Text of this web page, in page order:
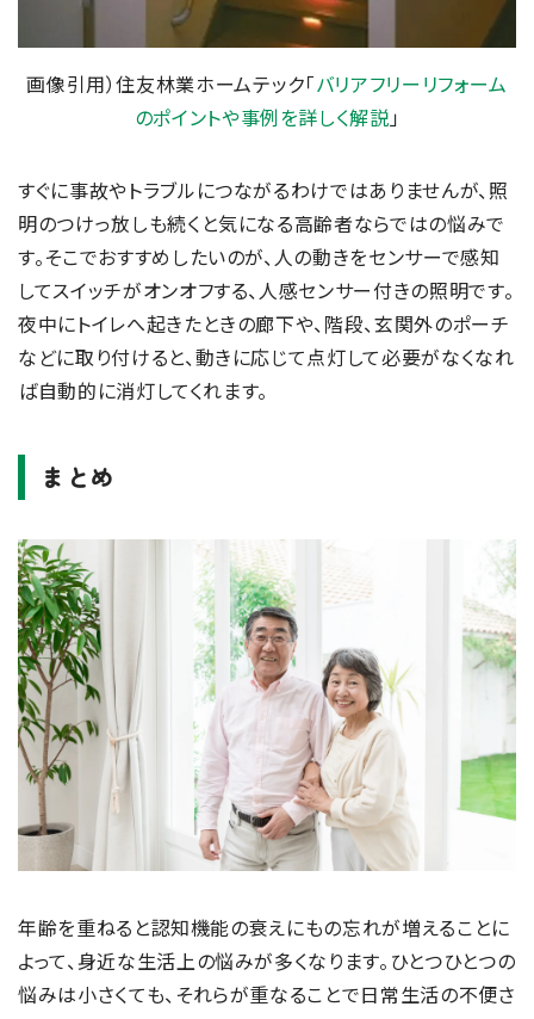
画像引用）住友林業ホームテック「バリアフリーリフォーム
のポイントや事例を詳しく解説 」
すぐに事故やトラブルにつながるわけではありませんが、照
明のつけっ放しも続くと気になる高齢者ならではの悩みで
す。そこでおすすめしたいのが、人の動きをセンサーで感知
してスイッチがオンオフする、人感センサー付きの照明です。
夜中にトイレへ起きたときの廊下や、階段、玄関外のポーチ
などに取り付けると、動きに応じて点灯して必要がなくなれ
ば自動的に消灯してくれます。
まとめ
年齢を重ねると認知機能の衰えにもの忘れが増えることに
よって、身近な生活上の悩みが多くなります。ひとつひとつの
悩みは小さくても、それらが重なることで日常生活の不便さ